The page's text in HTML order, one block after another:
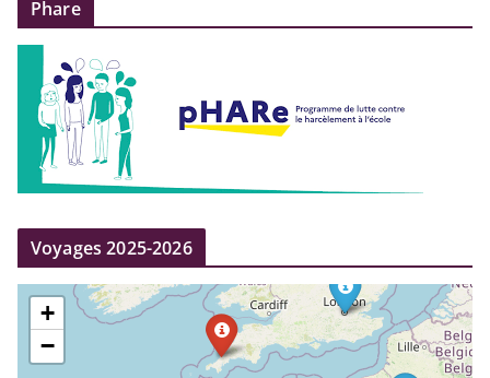
Phare
Voyages 2025-2026